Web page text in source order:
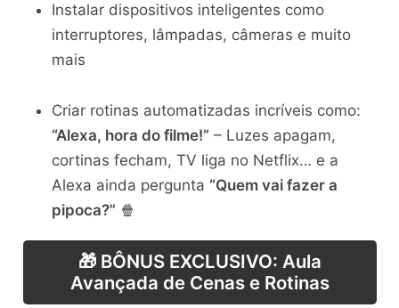
Instalar dispositivos inteligentes como
interruptores, lâmpadas, câmeras e muito
mais
Criar rotinas automatizadas incríveis como:
“Alexa, hora do filme!” – Luzes apagam,
cortinas fecham, TV liga no Netflix… e a
Alexa ainda pergunta “Quem vai fazer a
pipoca?” 🍿
🎁 BÔNUS EXCLUSIVO: Aula
Avançada de Cenas e Rotinas